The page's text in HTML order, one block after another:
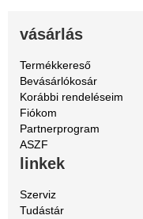
vásárlás
Termékkereső
Bevásárlókosár
Korábbi rendeléseim
Fiókom
Partnerprogram
ASZF
linkek
Szerviz
Tudástár